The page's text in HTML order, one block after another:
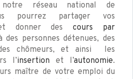
réseau national de
pourrez partager vos
et donner descours par
des personnes détenues, des
chômeurs, et ainsi les
l’insertion et l’autonomie.
maître de votre emploi du